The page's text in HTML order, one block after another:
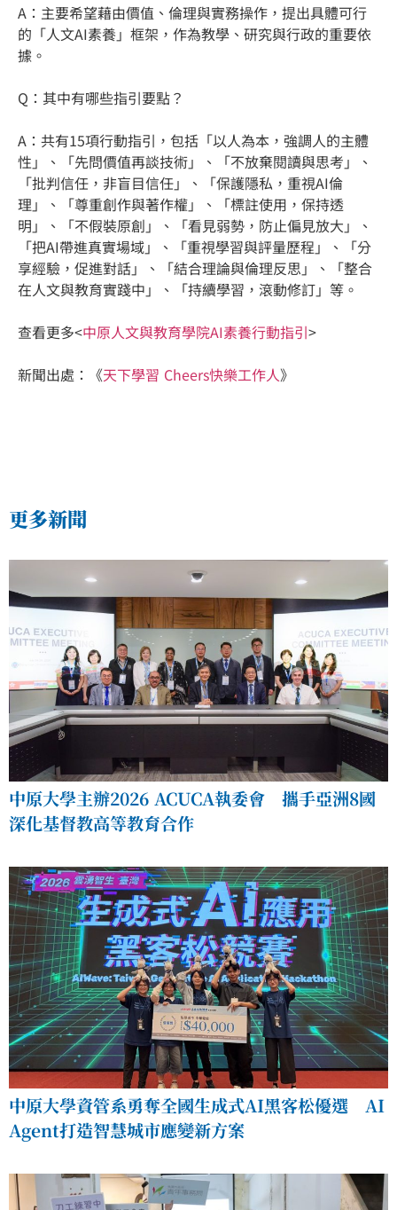
A：主要希望藉由價值、倫理與實務操作，提出具體可行
的「人文AI素養」框架，作為教學、研究與行政的重要依
據。
Q：其中有哪些指引要點？
A：共有15項行動指引，包括「以人為本，強調人的主體
性」、「先問價值再談技術」、「不放棄閱讀與思考」、
「批判信任，非盲目信任」、「保護隱私，重視AI倫
理」、「尊重創作與著作權」、「標註使用，保持透
明」、「不假裝原創」、「看見弱勢，防止偏見放大」、
「把AI帶進真實場域」、「重視學習與評量歷程」、「分
享經驗，促進對話」、「結合理論與倫理反思」、「整合
在人文與教育實踐中」、「持續學習，滾動修訂」等。
查看更多<中原人文與教育學院AI素養行動指引>
新聞出處：《天下學習 Cheers快樂工作人》
更多新聞
中原大學主辦2026 ACUCA執委會 攜手亞洲8國
深化基督教高等教育合作
中原大學資管系勇奪全國生成式AI黑客松優選 AI
Agent打造智慧城市應變新方案